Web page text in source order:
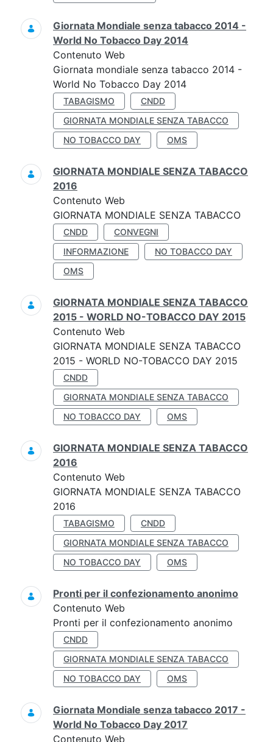
Giornata Mondiale senza tabacco 2014 -
World No Tobacco Day 2014
Contenuto Web
Giornata mondiale senza tabacco 2014 -
World No Tobacco Day 2014
TABAGISMO
CNDD
GIORNATA MONDIALE SENZA TABACCO
NO TOBACCO DAY
OMS
GIORNATA MONDIALE SENZA TABACCO
2016
Contenuto Web
GIORNATA MONDIALE SENZA TABACCO
CNDD
CONVEGNI
INFORMAZIONE
NO TOBACCO DAY
OMS
GIORNATA MONDIALE SENZA TABACCO
2015 - WORLD NO-TOBACCO DAY 2015
Contenuto Web
GIORNATA MONDIALE SENZA TABACCO
2015 - WORLD NO-TOBACCO DAY 2015
CNDD
GIORNATA MONDIALE SENZA TABACCO
NO TOBACCO DAY
OMS
GIORNATA MONDIALE SENZA TABACCO
2016
Contenuto Web
GIORNATA MONDIALE SENZA TABACCO
2016
TABAGISMO
CNDD
GIORNATA MONDIALE SENZA TABACCO
NO TOBACCO DAY
OMS
Pronti per il confezionamento anonimo
Contenuto Web
Pronti per il confezionamento anonimo
CNDD
GIORNATA MONDIALE SENZA TABACCO
NO TOBACCO DAY
OMS
Giornata Mondiale senza tabacco 2017 -
World No Tobacco Day 2017
Contenuto Web